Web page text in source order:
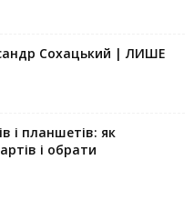
Сохацький | ЛИШЕ
і планшетів: як
і обрати